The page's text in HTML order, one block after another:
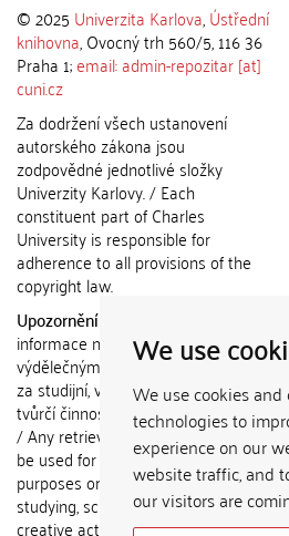
We use
We use cookies
technologies to
experience on our
website traffic, and
our visitors are
© 2025 Univerzita Karlova,Ústřední
knihovna, Ovocný trh 560/5, 116 36
Praha 1;email: admin-repozitar [at]
cuni.cz
Za dodržení všech ustanovení
autorského zákona jsou
zodpovědné jednotlivé složky
Univerzity Karlovy. / Each
constituent part of Charles
University is responsible for
adherence to all provisions of the
copyright law.
Upozornění / Notice:
informace nemohou být použity k
výdělečným účelům nebo vydávány
za studijní, vědeckou nebo jinou
tvůrčí činnost jiné osoby než autora.
/ Any retrieved information shall not
be used for any commercial
purposes or claimed as results of
studying, scientific or any other
creative activities of any person